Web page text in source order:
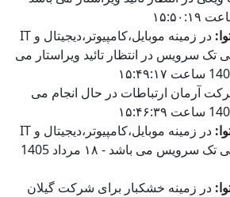
در زمینه موبایل،کامپیوتر،دیجیتال و IT
سرویس در انتظار تائید ویراستار می
آرمان ارتباطات در حال انجام می
در زمینه موبایل،کامپیوتر،دیجیتال و IT
برای شرکت ال جی تک سرویس می باشد - ۱۸ مرداد 1405
در زمینه خشکبار برای شرکت گیلان